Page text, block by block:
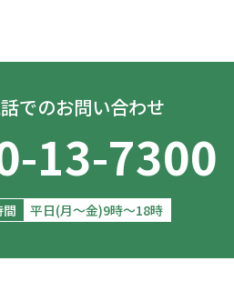
でのお問い合わせ
13-7300
間 平日(月～金)9時～18時